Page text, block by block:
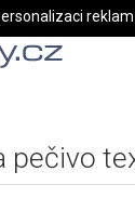
pečivo